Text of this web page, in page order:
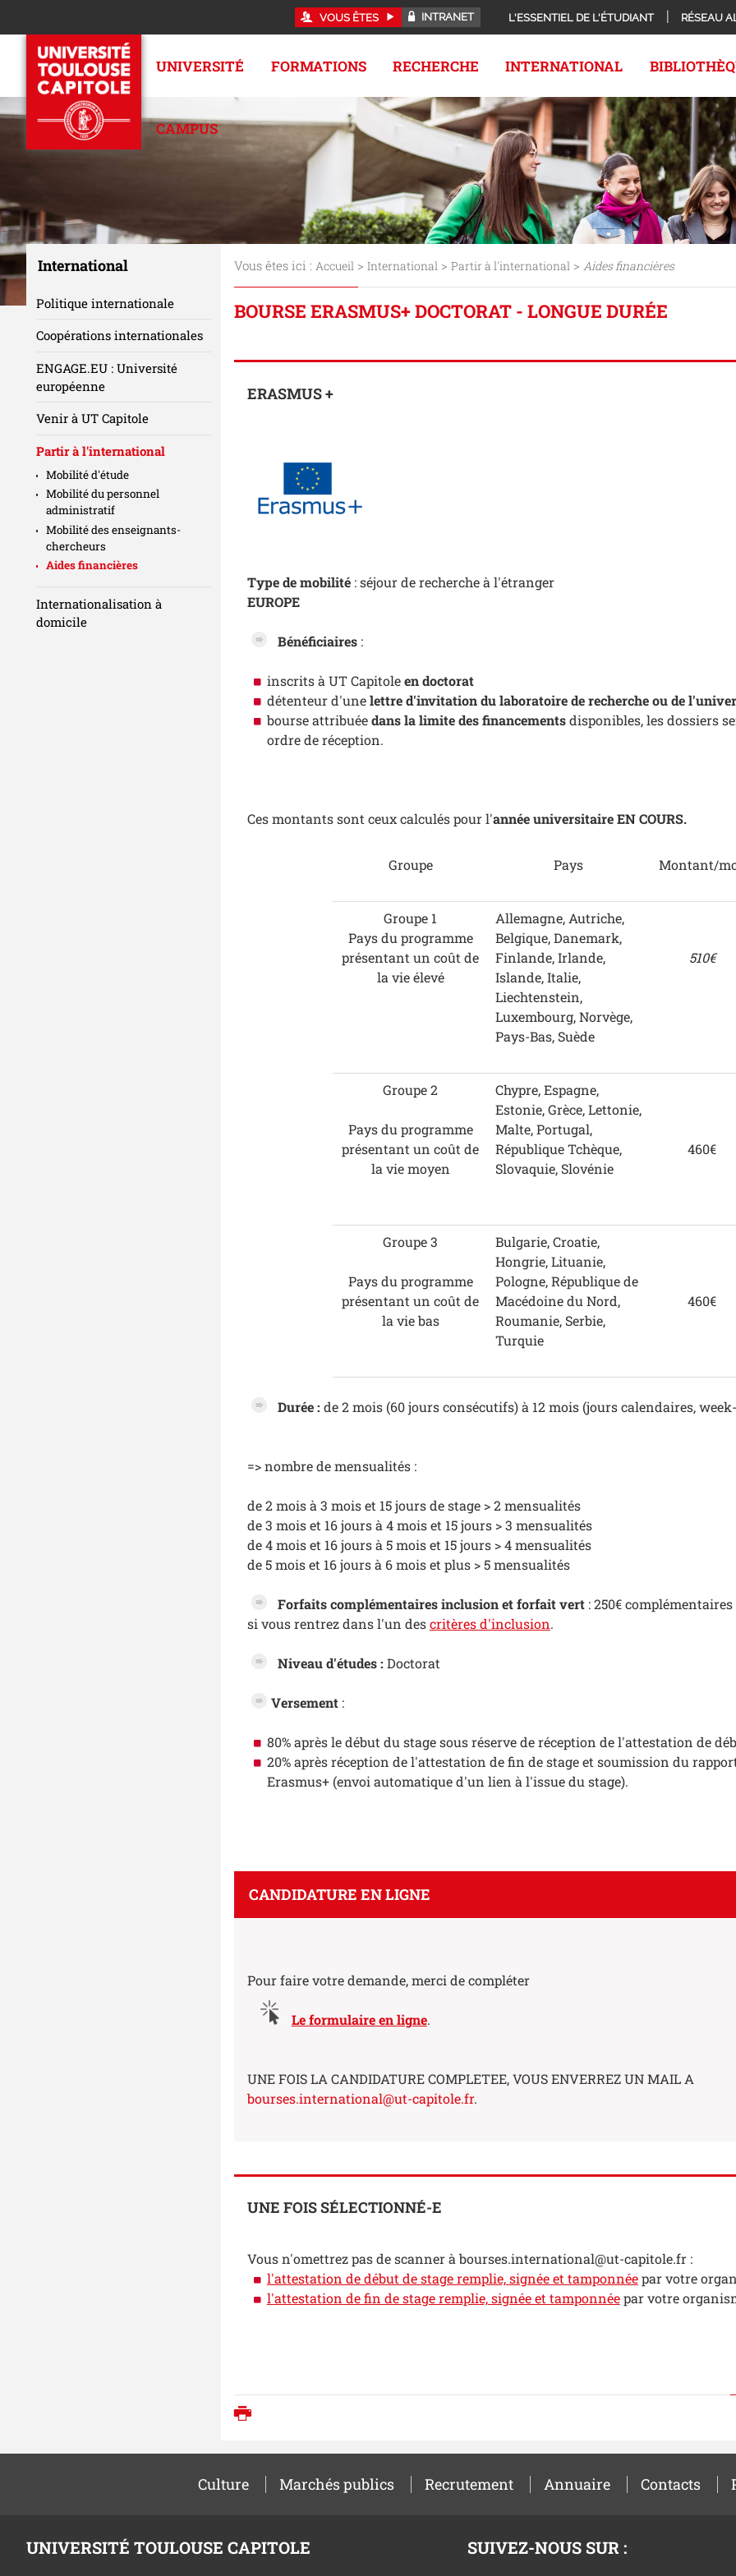
VOUS ÊTES INTRANET L'ESSENTIEL DE L'ÉTUDIANT RÉSEAU
UNIVERSITÉ FORMATIONS RECHERCHE INTERNATIONAL
CAMPUS
Vous êtes ici : Accueil> International> Partir à l'international> Aides financières
BOURSE ERASMUS+ DOCTORAT - LONGUE DURÉE
ERASMUS +
Type de mobilité : séjour de recherche à l'étranger
EUROPE
Bénéficiaires :
inscrits à UT Capitoleen doctorat
détenteur d'unelettre d'invitation du laboratoire de recherche ou de
bourse attribuéedans la limite des financementsdisponibles, les dossiers
ordre de réception.
Ces montants sont ceux calculés pour l'année universitaire EN COURS.
Groupe Pays Montant/
Groupe 1
Pays du programme
présentant un coût de
la vie élevé
Allemagne, Autriche,
Belgique, Danemark,
Finlande, Irlande,
Islande, Italie,
Liechtenstein,
Luxembourg, Norvège,
Pays-Bas, Suède
510€
Groupe 2
Pays du programme
présentant un coût de
la vie moyen
Chypre, Espagne,
Estonie, Grèce, Lettonie,
Malte, Portugal,
République Tchèque,
Slovaquie, Slovénie
460€
Groupe 3
Pays du programme
présentant un coût de
la vie bas
Bulgarie, Croatie,
Hongrie, Lituanie,
Pologne, République de
Macédoine du Nord,
Roumanie, Serbie,
Turquie
460€
Durée : de 2 mois (60 jours consécutifs) à 12 mois (jours calendaires,
=> nombre de mensualités :
de 2 mois à 3 mois et 15 jours de stage > 2 mensualités
de 3 mois et 16 jours à 4 mois et 15 jours > 3 mensualités
de 4 mois et 16 jours à 5 mois et 15 jours > 4 mensualités
de 5 mois et 16 jours à 6 mois et plus > 5 mensualités
Forfaits complémentaires inclusion et forfait vert: 250€
si vous rentrez dans l'un descritères d'inclusion.
Niveau d'études : Doctorat
Versement:
80% après le début du stage sous réserve de réception de l'attestation de
20% après réception de l'attestation de fin de stage et soumission du
Erasmus+ (envoi automatique d'un lien à l'issue du stage).
CANDIDATURE EN LIGNE
Pour faire votre demande, merci de compléter
Leformulaire en ligne.
UNE FOIS LA CANDIDATURE COMPLETEE, VOUS ENVERREZ UN MAIL A
bourses.international@ut-capitole.fr.
UNE FOIS SÉLECTIONNÉ-E
Vous n'omettrez pas de scanner à bourses.international@ut-capitole.fr :
l'attestation de début de stage remplie, signée et tamponnéepar votre
l'attestation de fin de stage remplie, signée et tamponnéepar votre
International
Politique internationale
Coopérations internationales
ENGAGE.EU : Université
européenne
Venir à UT Capitole
Partir à l'international
Mobilité d'étude
Mobilité du personnel
administratif
Mobilité des enseignants-
chercheurs
Aides financières
Internationalisation à
domicile
Culture Marchés publics Recrutement Annuaire Contacts
UNIVERSITÉ TOULOUSE CAPITOLE SUIVEZ-NOUS SUR :